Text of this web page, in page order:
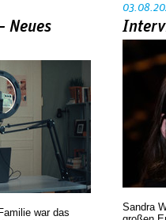
Neues
war das
Sandra